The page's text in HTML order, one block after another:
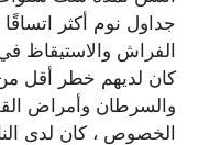
جداول نوم أكثر
الفراش والاستيقاظ
كان لديهم خطر أقل
والسرطان وأمراض
الخصوص ، كان لدى